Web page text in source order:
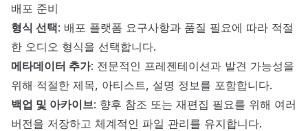
배포 준비
형식 선택: 배포 플랫폼 요구사항과 품질 필요에 따라 적절
한 오디오 형식을 선택합니다.
메타데이터 추가: 전문적인 프레젠테이션과 발견 가능성을
위해 적절한 제목, 아티스트, 설명 정보를 포함합니다.
백업 및 아카이브: 향후 참조 또는 재편집 필요를 위해 여러
버전을 저장하고 체계적인 파일 관리를 유지합니다.